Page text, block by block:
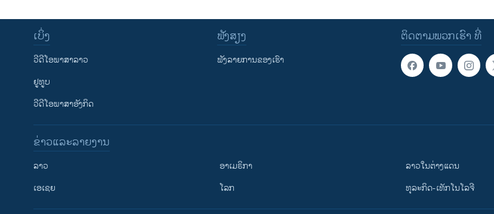
ຕິດຕາມພວກເຮົາ ທີ່
ເບິ່ງ
ວີດີໂອພາສາລາວ
ຢູທູບ
ວີດີໂອພາສາອັງກິດ
ຟັງສຽງ
ຟັງລາຍການຂອງເຮົາ
ຂ່າວແລະລາຍງານ
ລາວ
ເອເຊຍ
ອາເມຣິກາ
ໂລກ
ລາວໃນຕ່າງແດນ
ທຸລະກິດ-ເທັກໂນໂລຈີ